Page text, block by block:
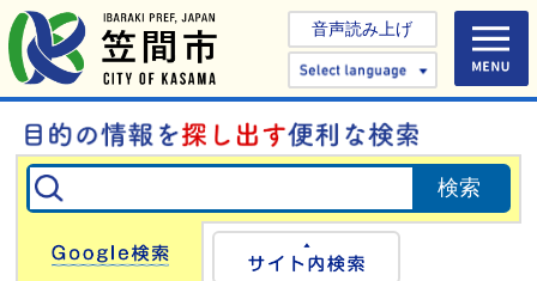
音声読み上げ
Select
Google検索